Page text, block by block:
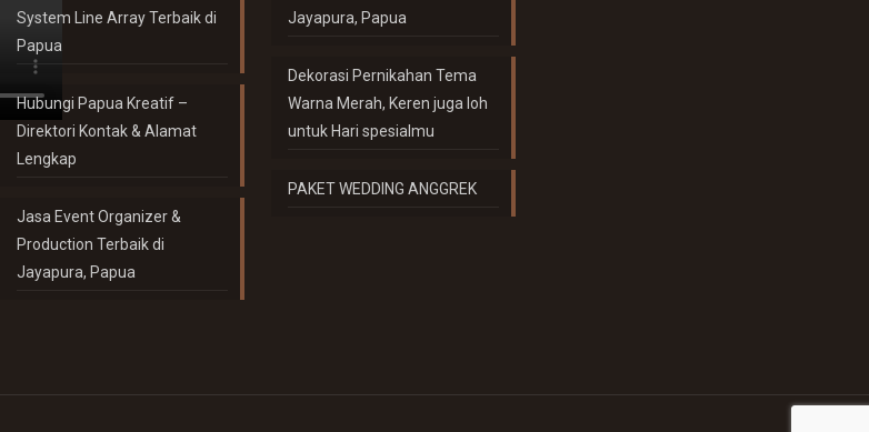
System Line Array Terbaik di
Papua
Hubungi Papua Kreatif –
Direktori Kontak & Alamat
Lengkap
Jasa Event Organizer &
Production Terbaik di
Jayapura, Papua
Jayapura, Papua
Dekorasi Pernikahan Tema
Warna Merah, Keren juga loh
untuk Hari spesialmu
PAKET WEDDING ANGGREK